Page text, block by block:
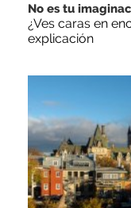
No es tu
¿Ves caras en
explicación